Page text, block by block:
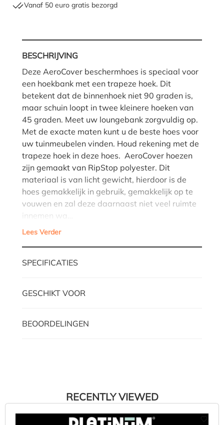
Vanaf 50 euro gratis bezorgd
BESCHRIJVING
Deze AeroCover beschermhoes is speciaal voor
een hoekbank met een trapeze hoek. Dit
betekent dat de binnenhoek niet 90 graden is,
maar schuin loopt in twee kleinere hoeken van
45 graden. Meet uw loungebank zorgvuldig op.
Met de exacte maten kunt u de beste hoes voor
uw tuinmeubelen vinden. Houd rekening met de
trapeze hoek in deze hoes. AeroCover hoezen
zijn gemaakt van RipStop polyester. Dit
materiaal is van licht gewicht, hierdoor is de
hoes gemakkelijk in gebruik, gemakkelijk op te
vouwen en zal deze daarnaast niet veel ruimte
innemen wa…
Lees Verder
SPECIFICATIES
GESCHIKT VOOR
BEOORDELINGEN
RECENTLY VIEWED